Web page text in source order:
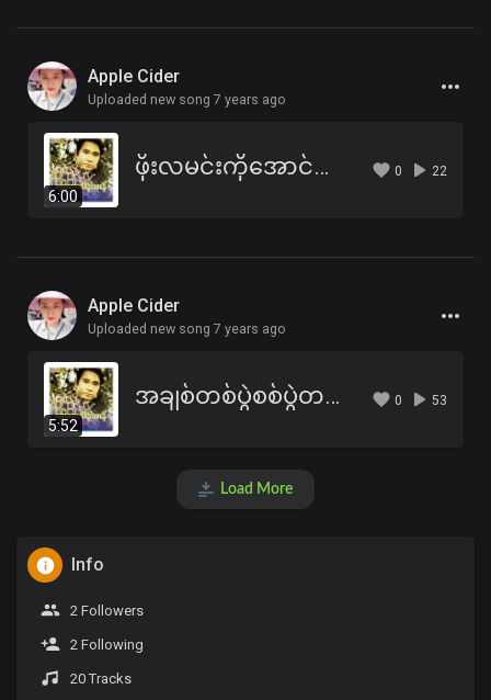
Apple Cider
Uploaded new song 7 years ago
6:00
ဖိုးလမင်းကိုအောင်သွယ်ခိုင်းမယ် 0 22
Apple Cider
Uploaded new song 7 years ago
5:52
အချစ်တစ်ပွဲစစ်ပွဲတစ်ရာ 0 53
Load More
Info
2 Followers
2 Following
20 Tracks